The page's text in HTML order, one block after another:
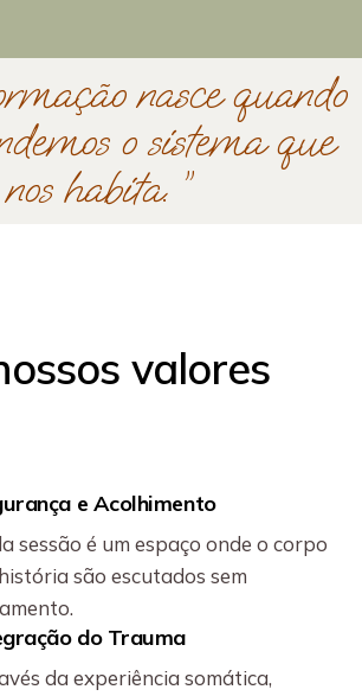
nasce quando
o sistema que
nos habita. ”
valores
e Acolhimento
sessão é um espaço onde o corpo
são escutados sem
do Trauma
da experiência somática,